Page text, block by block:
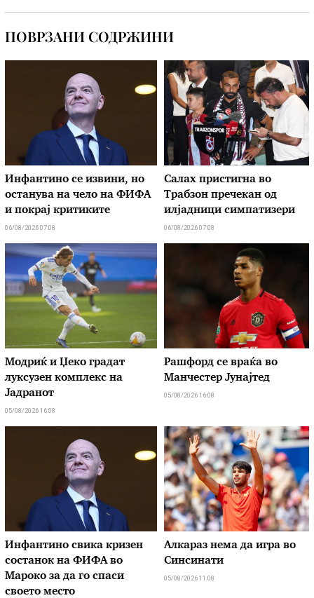
ПОВРЗАНИ СОДРЖИНИ
Инфантино се извини, но
останува на чело на ФИФА
и покрај критиките
06/08/2026 07:08
Салах пристигна во
Трабзон пречекан од
илјадници симпатизери
06/08/2026 07:08
Модриќ и Џеко градат
луксузен комплекс на
Јадранот
05/08/2026 16:08
Рашфорд се враќа во
Манчестер Јунајтед
05/08/2026 16:08
Инфантино свика кризен
состанок на ФИФА во
Мароко за да го спаси
своето место
Алкараз нема да игра во
Синсинати
05/08/2026 11:08